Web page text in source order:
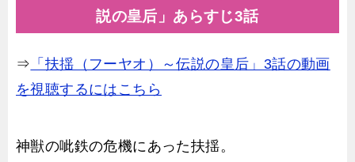
説の皇后」あらすじ3話
⇒ 「扶揺（フーヤオ）～伝説の皇后」3話の動画
を視聴するにはこちら
神獣の呲鉄の危機にあった扶揺。